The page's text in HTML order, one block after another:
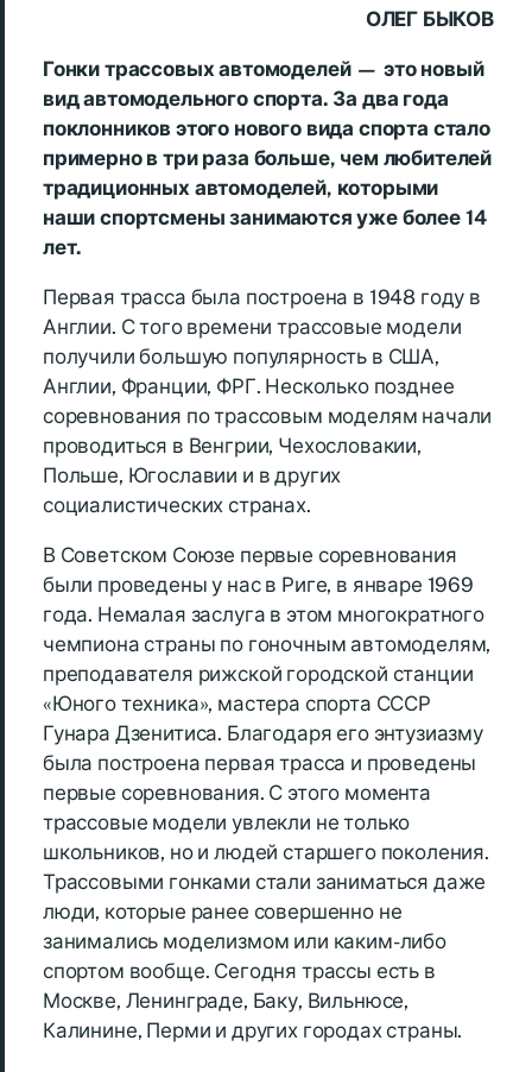
ОЛЕГ БЫКОВ
Гонки трассовых автомоделей — это новый
вид автомодельного спорта. За два года
поклонников этого нового вида спорта стало
примерно в три раза больше, чем любителей
традиционных автомоделей, которыми
наши спортсмены занимаются уже более 14
лет.
Первая трасса была построена в 1948 году в
Англии. С того времени трассовые модели
получили большую популярность в США,
Англии, Франции, ФРГ. Несколько позднее
соревнования по трассовым моделям начали
проводиться в Венгрии, Чехословакии,
Польше, Югославии и в других
социалистических странах.
В Советском Союзе первые соревнования
были проведены у нас в Риге, в январе 1969
года. Немалая заслуга в этом многократного
чемпиона страны по гоночным автомоделям,
преподавателя рижской городской станции
«Юного техника», мастера спорта СССР
Гунара Дзенитиса. Благодаря его энтузиазму
была построена первая трасса и проведены
первые соревнования. С этого момента
трассовые модели увлекли не только
школьников, но и людей старшего поколения.
Трассовыми гонками стали заниматься даже
люди, которые ранее совершенно не
занимались моделизмом или каким-либо
спортом вообще. Сегодня трассы есть в
Москве, Ленинграде, Баку, Вильнюсе,
Калинине, Перми и других городах страны.